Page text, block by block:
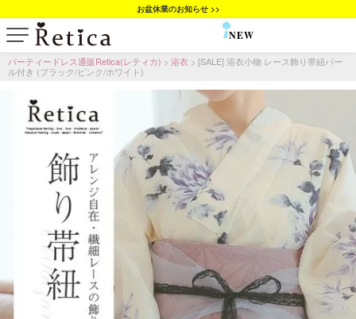
お盆休業のお知らせ >>
NEW
パーティードレス通販Retica(レティカ) 浴衣
[SALE] 浴衣小物 レース飾り帯紐パー
ル付き (ブラック/ピンク/ホワイト)